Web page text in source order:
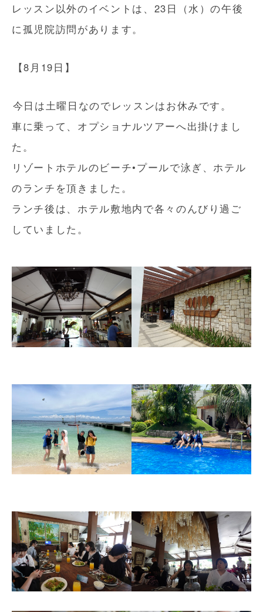
レッスン以外のイベントは、23日（水）の午後
に孤児院訪問があります。
【8月19日】
今日は土曜日なのでレッスンはお休みです。
車に乗って、オプショナルツアーへ出掛けまし
た。
リゾートホテルのビーチ•プールで泳ぎ、ホテル
のランチを頂きました。
ランチ後は、ホテル敷地内で各々のんびり過ご
していました。